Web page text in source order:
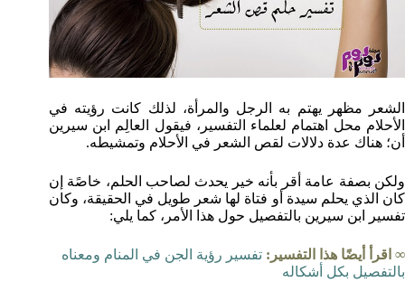
الشعر مظهر يهتم به الرجل والمرأة، لذلك كانت رؤيته في
الأحلام محل اهتمام لعلماء التفسير، فيقول العالِم ابن سيرين
أن؛ هناك عدة دلالات لقص الشعر في الأحلام وتمشيطه.
ولكن بصفة عامة أقر بأنه خير يحدث لصاحب الحلم، خاصًة إن
كان الذي يحلم سيدة أو فتاة لها شعر طويل في الحقيقة، وكان
تفسير ابن سيرين بالتفصيل حول هذا الأمر، كما يلي:
∞ اقرأ أيضًا هذا التفسير: تفسير رؤية الجن في المنام ومعناه
بالتفصيل بكل أشكاله